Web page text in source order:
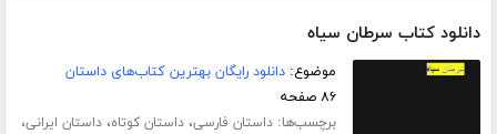
دانلود کتاب سرطان سیاه
موضوع:دانلود رایگان بهترین کتاب‌های داستان
۸۶ صفحه
برچسب‌ها:داستان فارسی،داستان کوتاه،داستان ایرانی،